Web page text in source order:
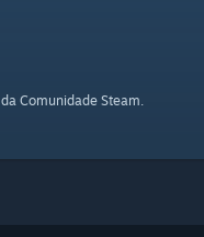
da Comunidade Steam.